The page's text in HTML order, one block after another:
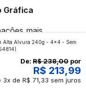
Gráfica
mais
FuturaIM? Então,
para você!
Alta Alvura 240g - 4x4 - Sem
De: R$ 238,00 por
R$ 213,99
3x de R$ 71,33 sem juros